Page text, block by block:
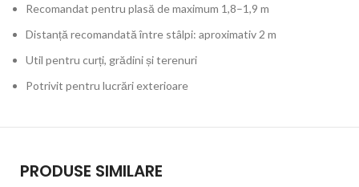
Recomandat pentru plasă de maximum 1,8–1,9 m
Distanță recomandată între stâlpi: aproximativ 2 m
Util pentru curți, grădini și terenuri
Potrivit pentru lucrări exterioare
PRODUSE SIMILARE